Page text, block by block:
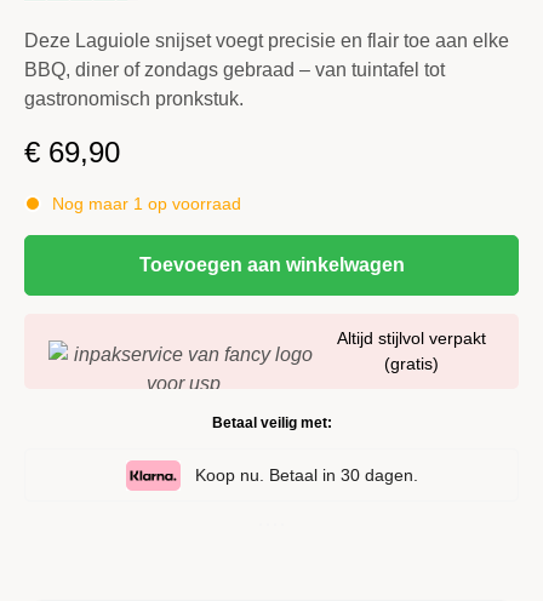
Deze Laguiole snijset voegt precisie en flair toe aan elke
BBQ, diner of zondags gebraad – van tuintafel tot
gastronomisch pronkstuk.
€ 69,90
Nog maar 1 op voorraad
Toevoegen aan winkelwagen
Altijd stijlvol verpakt
(gratis)
Betaal veilig met:
Koop nu. Betaal in 30 dagen.